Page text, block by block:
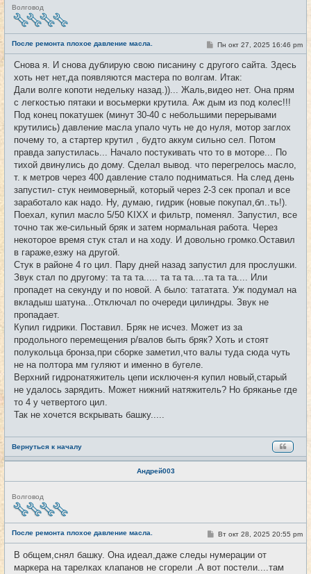
Н
е
в
т
и
Волговод
После ремонта плохое давление масла. #19
С
о
б
н
и
Пн окт 27, 2025 16:46 pm
Снова я. И снова дублирую свою писанину с другого сайта. Здесь
хоть нет нет,да появляются мастера по волгам. Итак:
Дали волге копоти недельку назад.))... Жаль,видео нет. Она прям
с легкостью пятаки и восьмерки крутила. Аж дым из под колес!!!
Под конец покатушек (минут 30-40 с небольшими перерывами
крутились) давление масла упало чуть не до нуля, мотор заглох
почему то, а стартер крутил , будто аккум сильно сел. Потом
правда запустилась... Начало постукивать что то в моторе... По
тихой двинулись до дому. Сделал вывод. что перегрелось масло,
т. к метров через 400 давление стало подниматься. На след день
запустил- стук неимоверный, который через 2-3 сек пропал и все
заработало как надо. Ну, думаю, гидрик (новые покупал,бл..ть!).
Поехал, купил масло 5/50 KIXX и фильтр, поменял. Запустил, все
точно так же-сильный бряк и затем нормальная работа. Через
некоторое время стук стал и на ходу. И довольно громко.Оставил
в гараже,езжу на другой.
Стук в районе 4 го цил. Пару дней назад запустил для прослушки.
Звук стал по другому: та та та..... та та та....та та та.... Или
пропадет на секунду и по новой. А было: тататата. Уж подумал на
вкладыш шатуна...Отключал по очереди цилиндры. Звук не
пропадает.
Купил гидрики. Поставил. Бряк не исчез. Может из за
продольного перемещения р/валов быть бряк? Хоть и стоят
полукольца бронза,при сборке заметил,что валы туда сюда чуть
не на полтора мм гуляют и именно в бугеле.
Верхний гидронатяжитель цепи исключен-я купил новый,старый
не удалось зарядить. Может нижний натяжитель? Но бряканье где
то 4 у четвертого цил.
Так не хочется вскрывать башку.....
Вернуться к началу
Андрей003
Н
е
в
т
и
Волговод
После ремонта плохое давление масла. #20
С
о
б
щ
Вт окт 28, 2025 20:55 pm
В общем,снял башку. Она идеал,даже следы нумерации от
маркера на тарелках клапанов не сгорели .А вот постели....там